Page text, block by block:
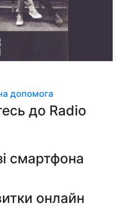
допомога
до Radio
смартфона
онлайн